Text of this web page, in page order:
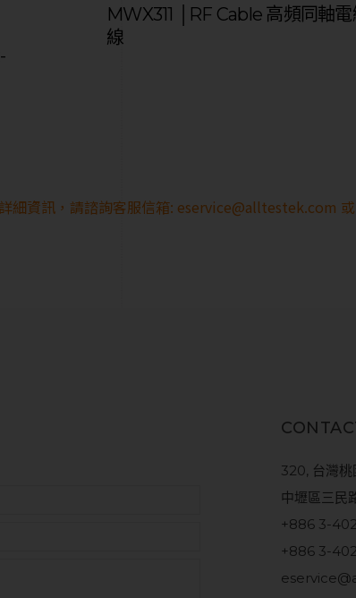
MWX311 │RF Cable 高頻同軸
線
細資訊，請諮詢客服信箱: eservice@alltestek.com
320, 台灣桃
中壢區三民
+886 3-
+886 3-